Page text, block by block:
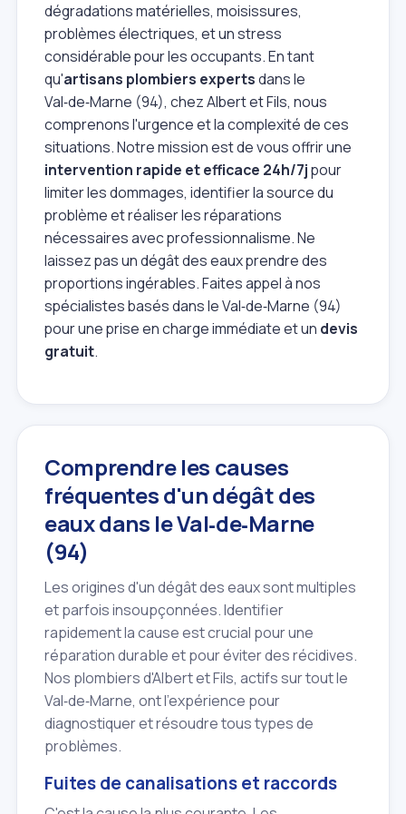
dégradations matérielles, moisissures,
problèmes électriques, et un stress
considérable pour les occupants. En tant
qu'artisans plombiers expertsdans le
Val‑de‑Marne (94), chez Albert et Fils, nous
comprenons l'urgence et la complexité de ces
situations. Notre mission est de vous offrir une
intervention rapide et efficace 24h/7jpour
limiter les dommages, identifier la source du
problème et réaliser les réparations
nécessaires avec professionnalisme. Ne
laissez pas un dégât des eaux prendre des
proportions ingérables. Faites appel à nos
spécialistes basés dans le Val‑de‑Marne (94)
pour une prise en charge immédiate et un devis
gratuit.
Comprendre les causes
fréquentes d'un dégât des
eaux dans le Val‑de‑Marne
(94)
Les origines d'un dégât des eaux sont multiples
et parfois insoupçonnées. Identifier
rapidement la cause est crucial pour une
réparation durable et pour éviter des récidives.
Nos plombiers d'Albert et Fils, actifs sur tout le
Val‑de‑Marne, ont l'expérience pour
diagnostiquer et résoudre tous types de
problèmes.
Fuites de canalisations et raccords